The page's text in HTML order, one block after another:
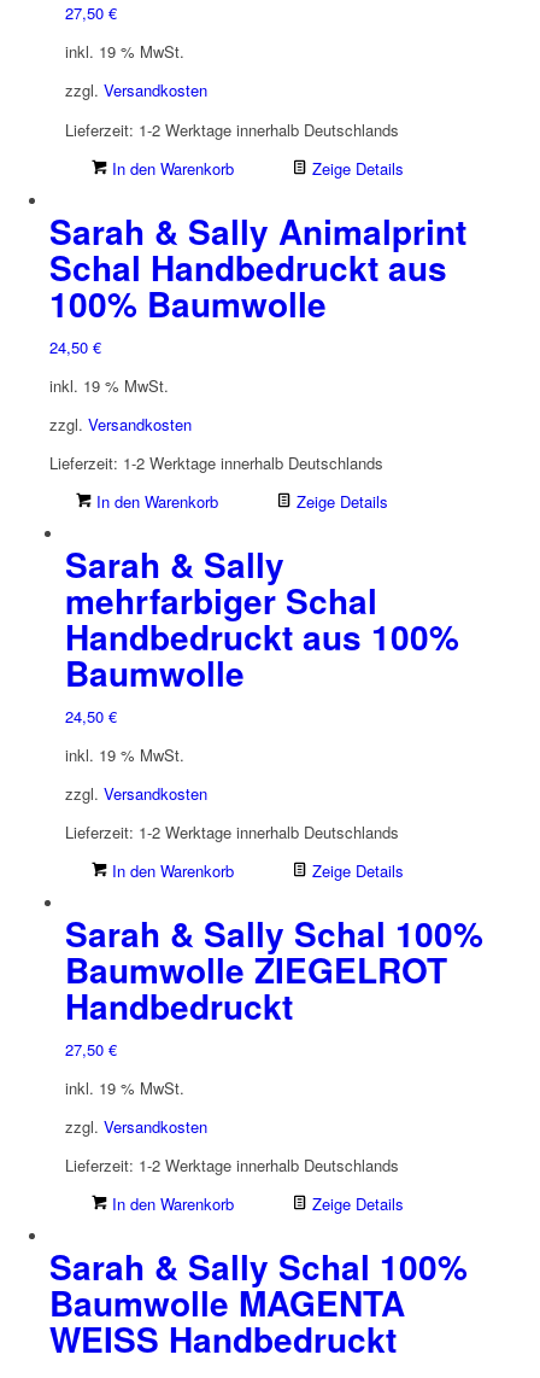
27,50 €
inkl. 19 % MwSt.
zzgl. Versandkosten
Lieferzeit: 1-2 Werktage innerhalb Deutschlands
In den Warenkorb
Zeige Details
Sarah & Sally Animalprint
Schal Handbedruckt aus
100% Baumwolle
24,50 €
inkl. 19 % MwSt.
zzgl. Versandkosten
Lieferzeit: 1-2 Werktage innerhalb Deutschlands
In den Warenkorb
Zeige Details
Sarah & Sally
mehrfarbiger Schal
Handbedruckt aus 100%
Baumwolle
24,50 €
inkl. 19 % MwSt.
zzgl. Versandkosten
Lieferzeit: 1-2 Werktage innerhalb Deutschlands
In den Warenkorb
Zeige Details
Sarah & Sally Schal 100%
Baumwolle ZIEGELROT
Handbedruckt
27,50 €
inkl. 19 % MwSt.
zzgl. Versandkosten
Lieferzeit: 1-2 Werktage innerhalb Deutschlands
In den Warenkorb
Zeige Details
Sarah & Sally Schal 100%
Baumwolle MAGENTA
WEISS Handbedruckt